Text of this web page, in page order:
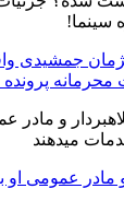
جمشیدی
مادر عمومی